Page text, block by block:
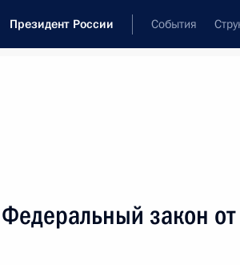
Президент России События
Текст в документе
Федеральный закон